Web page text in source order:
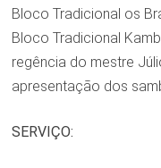
Bloco Tradicional os
Bloco Tradicional
regência do mestre
apresentação dos
SERVIÇO: